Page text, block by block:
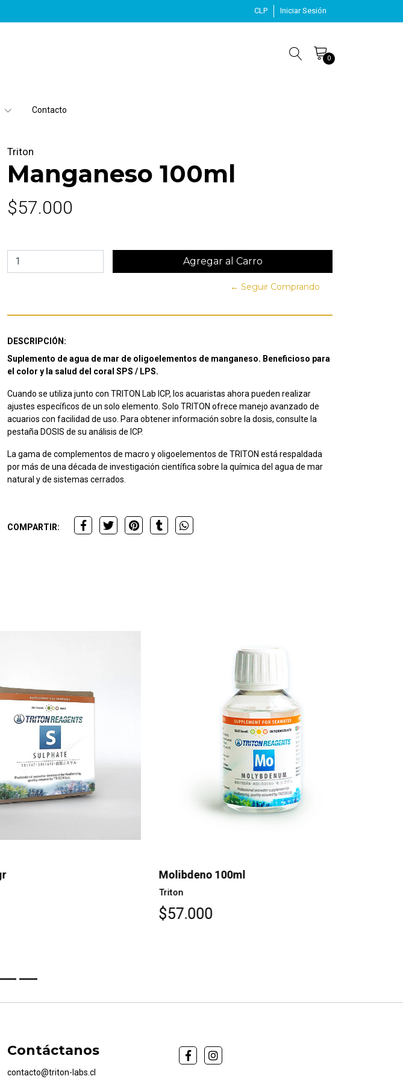
CLP Iniciar Sesión
0
Contacto
Triton
Manganeso 100ml
$57.000
← Seguir Comprando
DESCRIPCIÓN:
Suplemento de agua de mar de oligoelementos de manganeso. Beneficioso para
el color y la salud del coral SPS / LPS.
Cuando se utiliza junto con TRITON Lab ICP, los acuaristas ahora pueden realizar
ajustes específicos de un solo elemento. Solo TRITON ofrece manejo avanzado de
acuarios con facilidad de uso. Para obtener información sobre la dosis, consulte la
pestaña DOSIS de su análisis de ICP.
La gama de complementos de macro y oligoelementos de TRITON está respaldada
por más de una década de investigación científica sobre la química del agua de mar
natural y de sistemas cerrados.
COMPARTIR:
Molibdeno 100ml
$57.000
Contáctanos
contacto@triton-labs.cl